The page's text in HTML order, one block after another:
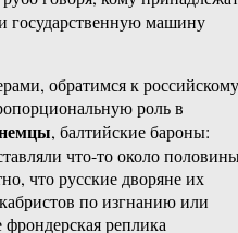
государственную машину
обратимся к российскому
роль в
, балтийские бароны:
что-то около
что русские дворяне их
по изгнанию или
реплика